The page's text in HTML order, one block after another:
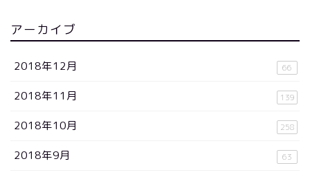
アーカイブ
2018年12月 66
2018年11月 139
2018年10月 258
2018年9月 63